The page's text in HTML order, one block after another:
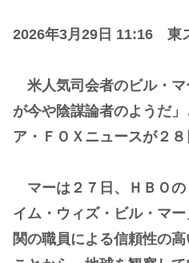
2026年3月29日 11:16 東
米人気司会者のビル・マ
が今や陰謀論者のようだ
ア・ＦＯＸニュースが２８
マーは２７日、ＨＢＯの
イム・ウィズ・ビル・マ
関の職員による信頼性の